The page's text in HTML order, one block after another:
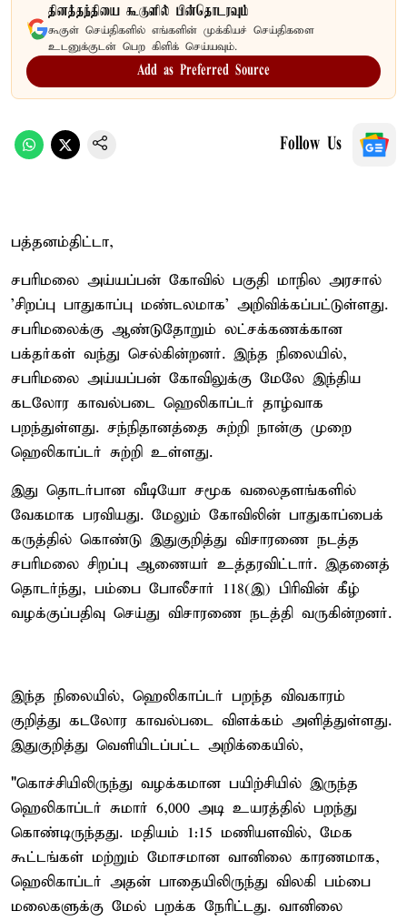
தினத்தந்தியை கூகுளில் பின்தொடரவும்
கூகுள் செய்திகளில் எங்களின் முக்கியச் செய்திகளை
உடனுக்குடன் பெற கிளிக் செய்யவும்.
Add as Preferred Source
Follow Us
பத்தனம்திட்டா,
சபரிமலை அய்யப்பன் கோவில் பகுதி மாநில அரசால்
'சிறப்பு பாதுகாப்பு மண்டலமாக' அறிவிக்கப்பட்டுள்ளது.
சபரிமலைக்கு ஆண்டுதோறும் லட்சக்கணக்கான
பக்தர்கள் வந்து செல்கின்றனர். இந்த நிலையில்,
சபரிமலை அய்யப்பன் கோவிலுக்கு மேலே இந்திய
கடலோர காவல்படை ஹெலிகாப்டர் தாழ்வாக
பறந்துள்ளது. சந்நிதானத்தை சுற்றி நான்கு முறை
ஹெலிகாப்டர் சுற்றி உள்ளது.
இது தொடர்பான வீடியோ சமூக வலைதளங்களில்
வேகமாக பரவியது. மேலும் கோவிலின் பாதுகாப்பைக்
கருத்தில் கொண்டு இதுகுறித்து விசாரணை நடத்த
சபரிமலை சிறப்பு ஆணையர் உத்தரவிட்டார். இதனைத்
தொடர்ந்து, பம்பை போலீசார் 118(இ) பிரிவின் கீழ்
வழக்குப்பதிவு செய்து விசாரணை நடத்தி வருகின்றனர்.
இந்த நிலையில், ஹெலிகாப்டர் பறந்த விவகாரம்
குறித்து கடலோர காவல்படை விளக்கம் அளித்துள்ளது.
இதுகுறித்து வெளியிடப்பட்ட அறிக்கையில்,
"கொச்சியிலிருந்து வழக்கமான பயிற்சியில் இருந்த
ஹெலிகாப்டர் சுமார் 6,000 அடி உயரத்தில் பறந்து
கொண்டிருந்தது. மதியம் 1:15 மணியளவில், மேக
கூட்டங்கள் மற்றும் மோசமான வானிலை காரணமாக,
ஹெலிகாப்டர் அதன் பாதையிலிருந்து விலகி பம்பை
மலைகளுக்கு மேல் பறக்க நேரிட்டது. வானிலை